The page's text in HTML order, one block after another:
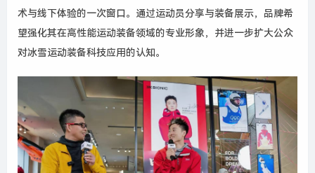
术与线下体验的一次窗口。通过运动员分享与装备展示，品牌希
望强化其在高性能运动装备领域的专业形象，并进一步扩大公众
对冰雪运动装备科技应用的认知。